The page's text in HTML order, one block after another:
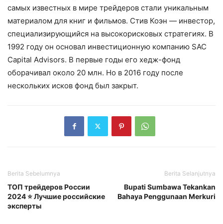
самых известных в мире трейдеров стали уникальным
материалом для книг и фильмов. Стив Коэн — инвестор,
специализирующийся на высокорисковых стратегиях. В
1992 году он основал инвестиционную компанию SAC
Capital Advisors. В первые годы его хедж-фонд
оборачивал около 20 млн. Но в 2016 году после
нескольких исков фонд был закрыт.
Berita Sebelumnya
ТОП трейдеров России
2024 ⭐ Лучшие российские
эксперты
Berita Selanjutnya
Bupati Sumbawa Tekankan
Bahaya Penggunaan Merkuri